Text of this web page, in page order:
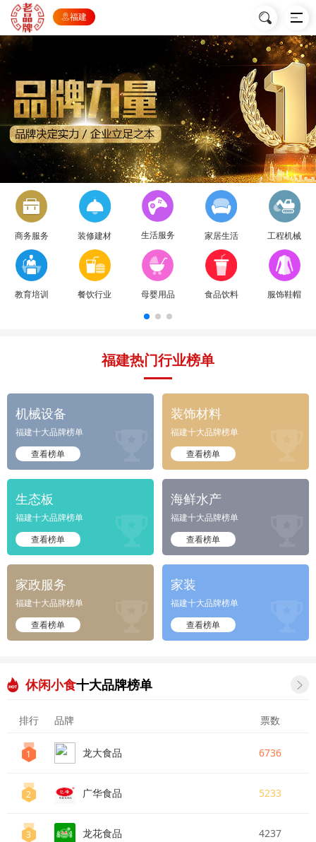
福建
商务服务 装修建材 生活服务 家居生活 工程机械
教育培训 餐饮行业 母婴用品 食品饮料 服饰鞋帽
福建热门行业榜单
机械设备
福建十大品牌榜单
查看榜单
装饰材料
福建十大品牌榜单
查看榜单
生态板
福建十大品牌榜单
查看榜单
海鲜水产
福建十大品牌榜单
查看榜单
家政服务
福建十大品牌榜单
查看榜单
家装
福建十大品牌榜单
查看榜单
休闲小食十大品牌榜单 
排行 品牌 票数
1 龙大食品 6736
2 广华食品 5233
3 龙花食品 4237